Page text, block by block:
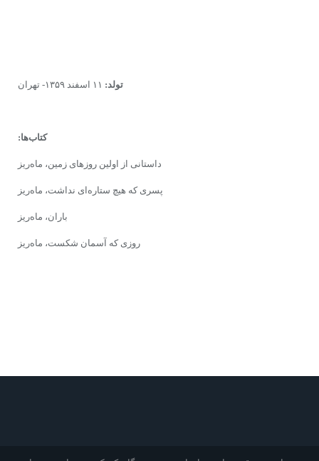
تولد: ۱۱ اسفند ۱۳۵۹- تهران
کتاب‌ها:
داستانی از اولین روزهای زمین، ماه‌ریز
پسری که هیچ ستاره‌ای نداشت، ماه‌ریز
باران، ماه‌ریز
روزی که آسمان شکست، ماه‌ریز